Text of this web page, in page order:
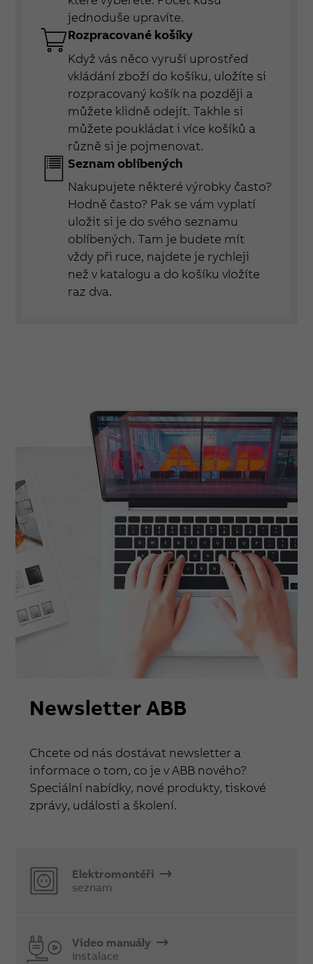
jednoduše upravíte.
Rozpracované košíky
Když vás něco vyruší uprostřed
vkládání zboží do košíku, uložíte si
rozpracovaný košík na později a
můžete klidně odejít. Takhle si
můžete poukládat i více košíků a
různě si je pojmenovat.
Seznam oblíbených
Nakupujete některé výrobky často?
Hodně často? Pak se vám vyplatí
uložit si je do svého seznamu
oblíbených. Tam je budete mít
vždy při ruce, najdete je rychleji
než v katalogu a do košíku vložíte
raz dva.
Newsletter ABB
Chcete od nás dostávat newsletter a
informace o tom, co je v ABB nového?
Speciální nabídky, nové produkty, tiskové
zprávy, události a školení.
Elektromontéři
seznam
Video manuály
instalace